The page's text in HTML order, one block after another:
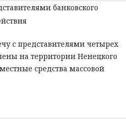
банковского
с представителями четырех
на территории Ненецкого
средства массовой